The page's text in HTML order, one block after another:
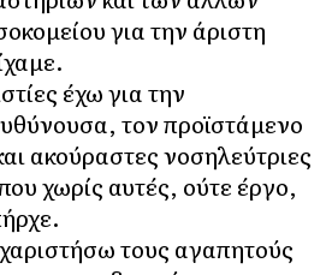
για την άριστη
έχω για την
τον προϊστάμενο
ακούραστες νοσηλεύτριες
χωρίς αυτές, ούτε έργο,
τους αγαπητούς